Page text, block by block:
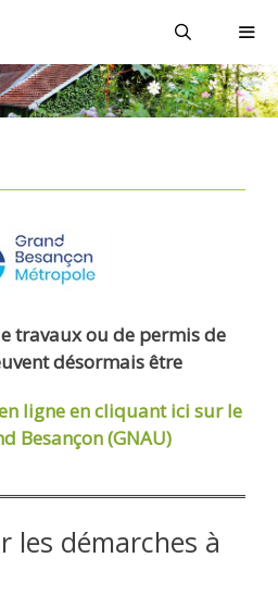
travaux ou de permis de
désormais être
ligneen cliquant ici sur le
Besançon (GNAU)
les démarches à